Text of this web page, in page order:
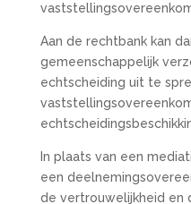
Aan de rechtbank kan
gemeenschappelijk
echtscheiding uit te
In plaats van een
een
de vertrouwelijkheid en